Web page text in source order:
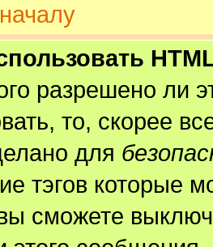
разрешено ли
то, скорее
для
тэгов которые
сможете